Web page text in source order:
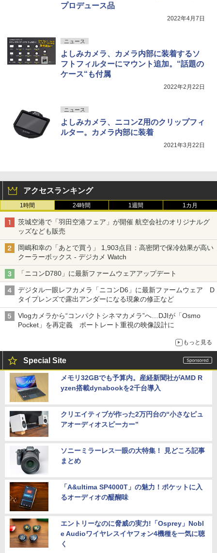
プロデュース品
2022年4月7日
ニュース
よしみカメラ、カメラ内部に装着するソ
フトフィルターにマウント追加。“話題の
ケース“も付属
2022年2月22日
ニュース
よしみカメラ、ニコンZ用のクリップフィ
ルター。カメラ内部に装着
2021年3月22日
アクセスランキング
1時間 24時間 1週間 1カ月
茨城空港で「羽田空港フェア」が開催 航空会社のオリジナルグ
ッズなども販売
岡嶋和幸の「あとで買う」 1,903点目：高密閉で保冷効果が高い
クーラーボックス - デジカメ Watch
「ニコンD780」に最新ファームウェアアップデート
デジタル一眼レフカメラ「ニコンD6」に最新ファームウェア D
タイプレンズで露出アンダーになる現象の修正など
Vlogカメラから“コンパクトシネマカメラ”へ…DJIが「Osmo
Pocket」を再定義 ポートレート重視の映像設計に
もっと見る
Special Site
メモリ32GBでも予算内。産経新聞社がAMD R
yzen搭載dynabookを2千台導入
クリエイティブが作った2万円台の“小さなピュ
アオーディオスピーカー”
ソニーミラーレス一眼の大特集！ 見どころ記事
まとめ
「A&ultima SP4000T」の魅力！ポケットに入
るオーディオの醍醐味
エントリーなのに脅威の実力!「Osprey」Nobl
e Audioワイヤレスイヤフォン4機種を一気に聴
く